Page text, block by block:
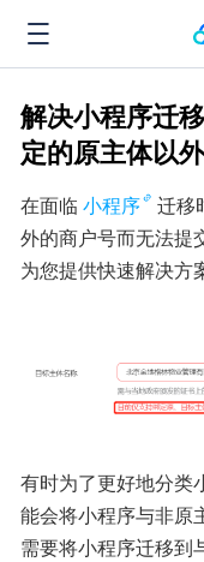
解决小程序迁
定的原主体以
在面临 小程序
迁移
外的商户号而无法提
为您提供快速解决方
有时为了更好地分类
能会将小程序与非原
需要将小程序迁移到